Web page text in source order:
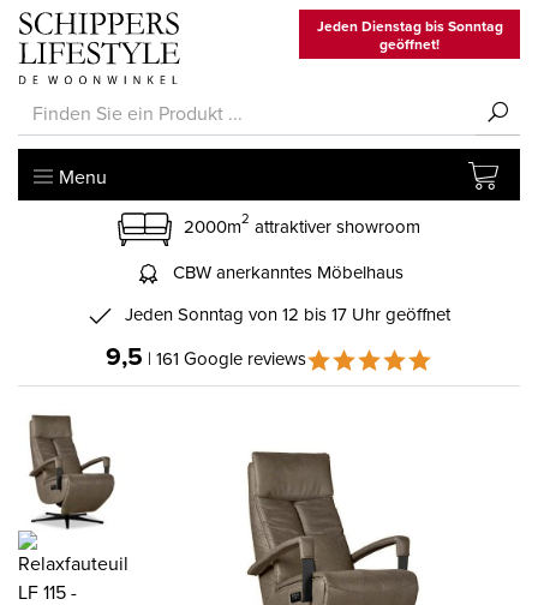
Jeden Dienstag bis Sonntag
geöffnet!
Menu
2000m2 attraktiver showroom
CBW anerkanntes Möbelhaus
Jeden Sonntag von 12 bis 17 Uhr geöffnet
9,5 | 161 Google reviews